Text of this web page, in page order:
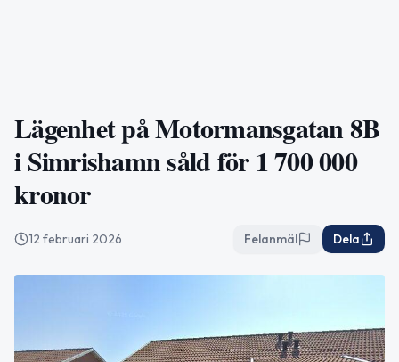
Lägenhet på Motormansgatan 8B
i Simrishamn såld för 1 700 000
kronor
12 februari 2026 Felanmäl Dela